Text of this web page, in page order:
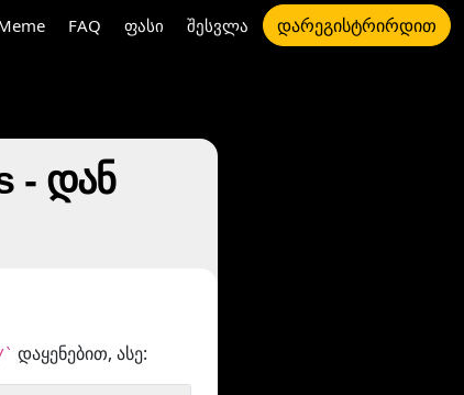
FAQ ფასი შესვლა დარეგისტრირდით
- დან
` დაყენებით, ასე: